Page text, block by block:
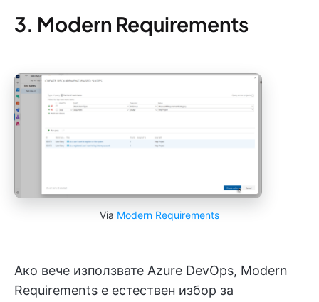
3. Modern Requirements
Via Modern Requirements
Ако вече използвате Azure DevOps, Modern
Requirements е естествен избор за